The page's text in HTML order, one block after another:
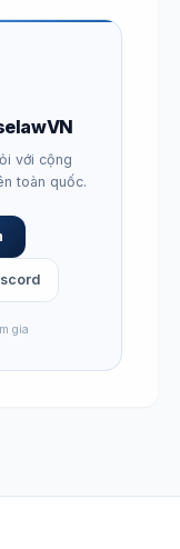
với cộng
toàn quốc.
gia